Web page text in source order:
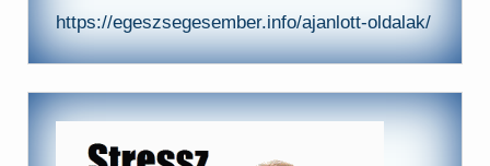
https://egeszsegesember.info/ajanlott-oldalak/